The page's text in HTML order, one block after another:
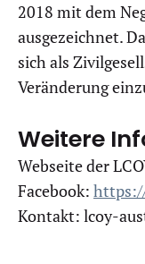
2018 mit dem
ausgezeichnet.
sich als
Veränderung
Weitere
Webseite der
Facebook:
Kontakt: lcoy-